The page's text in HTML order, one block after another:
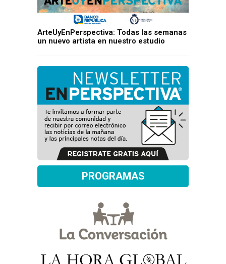
ArteUyEnPerspectiva: Todas las semanas
un nuevo artista en nuestro estudio
PROGRAMAS